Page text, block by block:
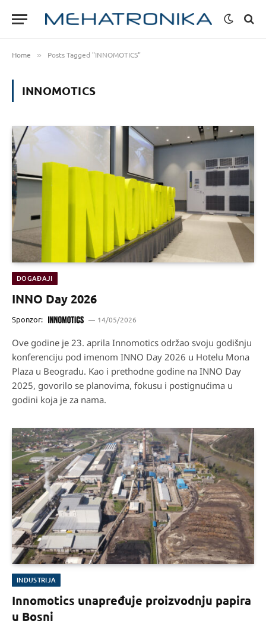
Home » Posts Tagged "INNOMOTICS"
INNOMOTICS
DOGAĐAJI
INNO Day 2026
Sponzor: 14/05/2026
Ove godine je 23. aprila Innomotics održao svoju godišnju
konferenciju pod imenom INNO Day 2026 u Hotelu Mona
Plaza u Beogradu. Kao i prethodne godine na INNO Day
2025, govorilo se planovima, fokusu i postignućima u
godini koja je za nama.
INDUSTRIJA
Innomotics unapređuje proizvodnju papira
u Bosni